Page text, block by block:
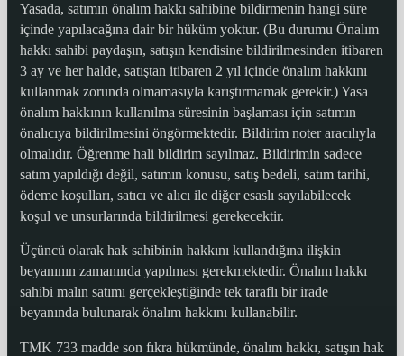
Yasada, satımın önalım hakkı sahibine bildirmenin hangi süre
içinde yapılacağına dair bir hüküm yoktur. (Bu durumu Önalım
hakkı sahibi paydaşın, satışın kendisine bildirilmesinden itibaren
3 ay ve her halde, satıştan itibaren 2 yıl içinde önalım hakkını
kullanmak zorunda olmamasıyla karıştırmamak gerekir.) Yasa
önalım hakkının kullanılma süresinin başlaması için satımın
önalıcıya bildirilmesini öngörmektedir. Bildirim noter aracılıyla
olmalıdır. Öğrenme hali bildirim sayılmaz. Bildirimin sadece
satım yapıldığı değil, satımın konusu, satış bedeli, satım tarihi,
ödeme koşulları, satıcı ve alıcı ile diğer esaslı sayılabilecek
koşul ve unsurlarında bildirilmesi gerekecektir.
Üçüncü olarak hak sahibinin hakkını kullandığına ilişkin
beyanının zamanında yapılması gerekmektedir. Önalım hakkı
sahibi malın satımı gerçekleştiğinde tek taraflı bir irade
beyanında bulunarak önalım hakkını kullanabilir.
TMK 733 madde son fıkra hükmünde, önalım hakkı, satışın hak